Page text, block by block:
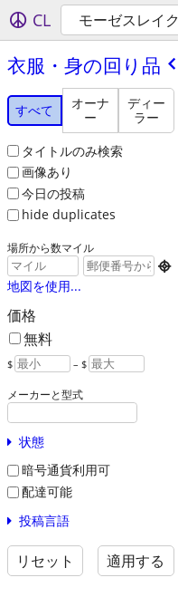
CL モーゼスレイク
衣服・身の回り品
すべて
オーナ
ー
ディー
ラー
タイトルのみ検索
画像あり
今日の投稿
hide duplicates
場所から数マイル

地図を使用...
価格
無料
$ – $
メーカーと型式
状態
暗号通貨利用可
配達可能
投稿言語
リセット 適用する